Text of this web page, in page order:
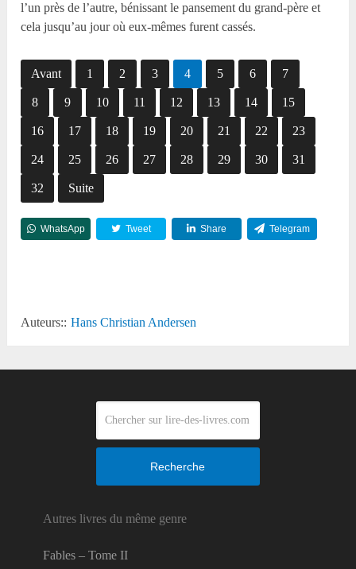
l’un près de l’autre, bénissant le pansement du grand-père et
cela jusqu’au jour où eux-mêmes furent cassés.
Avant 1 2 3 4 5 6 7
8 9 10 11 12 13 14 15
16 17 18 19 20 21 22 23
24 25 26 27 28 29 30 31
32 Suite
WhatsApp Tweet Share Telegram
Auteurs:: Hans Christian Andersen
Recherche
Autres livres du même genre
Fables – Tome II